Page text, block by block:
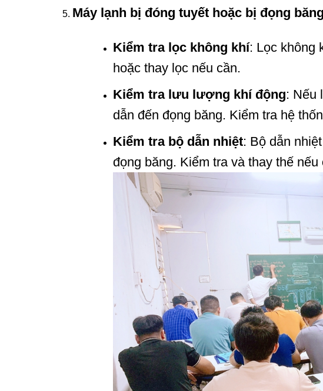
Máy lạnh bị đóng tuyết hoặc bị đọng
Kiểm tra lọc không khí: Lọc không
hoặc thay lọc nếu cần.
Kiểm tra lưu lượng khí động: Nếu
dẫn đến đọng băng. Kiểm tra hệ
Kiểm tra bộ dẫn nhiệt: Bộ dẫn
đọng băng. Kiểm tra và thay thế nếu